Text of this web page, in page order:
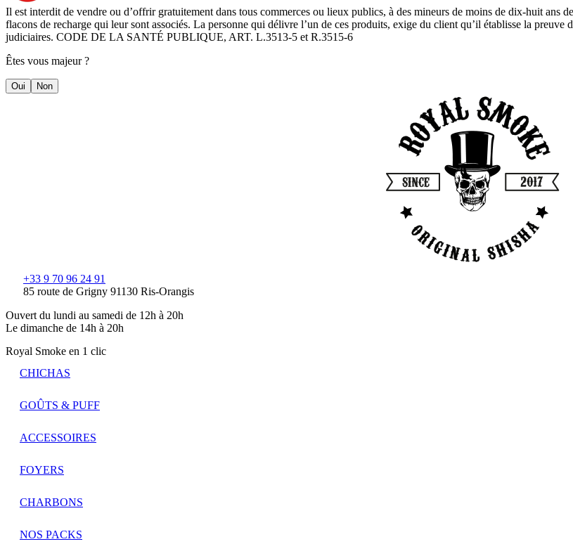
Il est interdit de vendre ou d’offrir gratuitement dans tous commerces ou lieux publics, à des mineurs de moins de dix-huit ans
flacons de recharge qui leur sont associés. La personne qui délivre l’un de ces produits, exige du client qu’il établisse la
judiciaires. CODE DE LA SANTÉ PUBLIQUE, ART. L.3513-5 et R.3515-6
Êtes vous majeur ?
Oui Non
+33 9 70 96 24 91
85 route de Grigny 91130 Ris-Orangis
Ouvert du lundi au samedi de 12h à 20h
Le dimanche de 14h à 20h
Royal Smoke en 1 clic
CHICHAS
GOÛTS & PUFF
ACCESSOIRES
FOYERS
CHARBONS
NOS PACKS